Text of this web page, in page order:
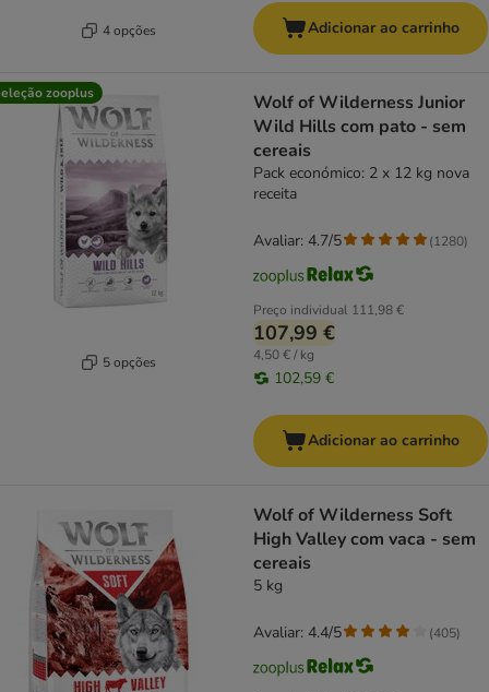
4 opções Adicionar ao carrinho
zooplus
5 opções
Wolf of Wilderness Junior
Wild Hills com pato - sem
cereais
Pack económico: 2 x 12 kg nova
receita
Preço individual 111,98 €
107,99 €
4,50 € / kg
102,59 €
Avaliar: 4.7/5 (1280)
Adicionar ao carrinho
Wolf of Wilderness Soft
High Valley com vaca - sem
cereais
5 kg
Avaliar: 4.4/5 (405)